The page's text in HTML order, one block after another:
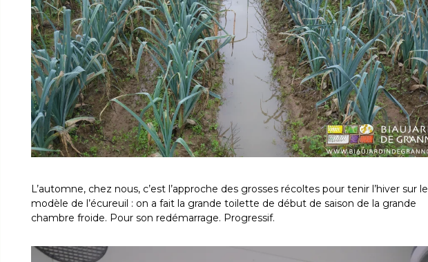
L’automne, chez nous, c’est l’approche des grosses récoltes pour tenir l’hiver sur le
modèle de l’écureuil : on a fait la grande toilette de début de saison de la grande
chambre froide. Pour son redémarrage. Progressif.